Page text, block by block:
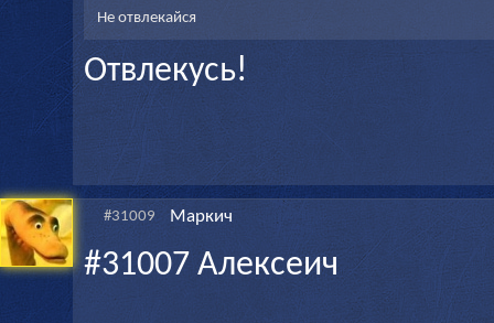
Не отвлекайся
Отвлекусь!
#31009 Маркич
#31007 Алексеич